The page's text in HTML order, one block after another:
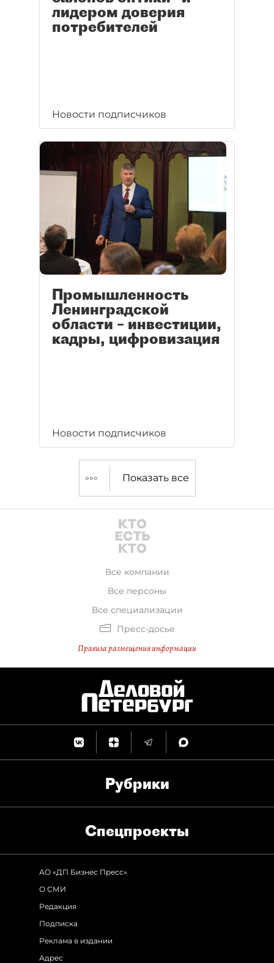
лидером доверия
потребителей
Новости подписчиков
Промышленность
Ленинградской
области – инвестиции,
кадры, цифровизация
Новости подписчиков
Показать все
Все компании
Все персоны
Все специализации
Пресс-досье
Правила размещения информации
Рубрики
Спец­проекты
АО «ДП Бизнес Пресс»
О СМИ
Редакция
Подписка
Реклама в издании
Адрес